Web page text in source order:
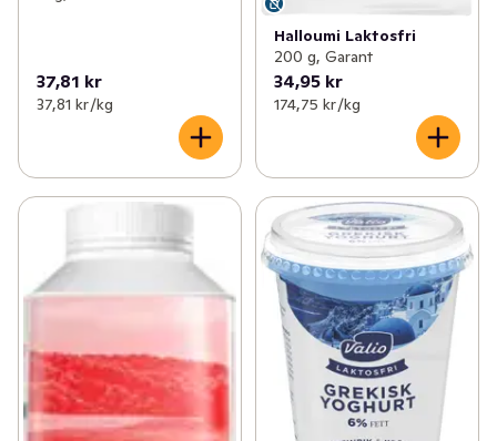
37,81 kr
37,81 kr /kg
Halloumi Laktosfri
200 g, Garant
34,95 kr
174,75 kr /kg